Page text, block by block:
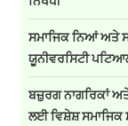
ਸਮਾਜਿਕ ਨਿਆਂ ਅਤੇ
ਯੂਨੀਵਰਸਿਟੀ
ਬਜ਼ੁਰਗ ਨਾਗਰਿਕਾਂ
ਲਈ ਵਿਸ਼ੇਸ਼ ਸਮਾਜਿਕ